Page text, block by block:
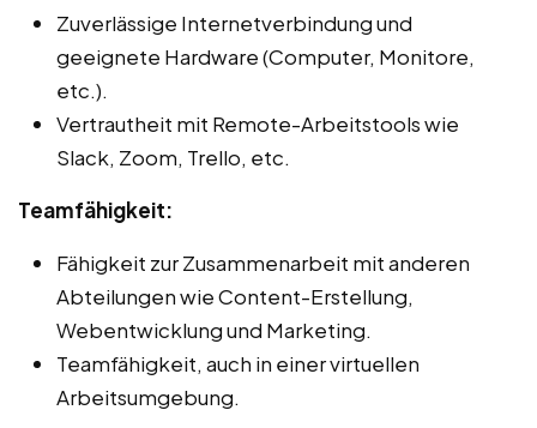
Zuverlässige Internetverbindung und
geeignete Hardware (Computer, Monitore,
etc.).
Vertrautheit mit Remote-Arbeitstools wie
Slack, Zoom, Trello, etc.
Teamfähigkeit:
Fähigkeit zur Zusammenarbeit mit anderen
Abteilungen wie Content-Erstellung,
Webentwicklung und Marketing.
Teamfähigkeit, auch in einer virtuellen
Arbeitsumgebung.